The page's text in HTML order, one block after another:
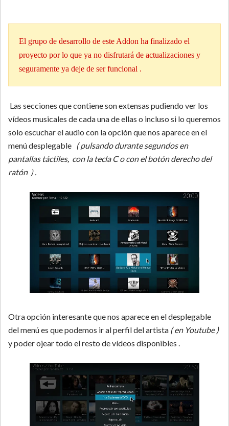
El grupo de desarrollo de este Addon ha finalizado el
proyecto por lo que ya no disfrutará de actualizaciones y
seguramente ya deje de ser funcional .
Las secciones que contiene son extensas pudiendo ver los
vídeos musicales de cada una de ellas o incluso si lo queremos
solo escuchar el audio con la opción que nos aparece en el
menú desplegable ( pulsando durante segundos en
pantallas táctiles, con la tecla C o con el botón derecho del
ratón ) .
Otra opción interesante que nos aparece en el desplegable
del menú es que podemos ir al perfil del artista ( en Youtube )
y poder ojear todo el resto de vídeos disponibles .